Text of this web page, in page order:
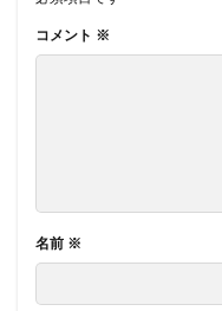
コメント ※
名前 ※